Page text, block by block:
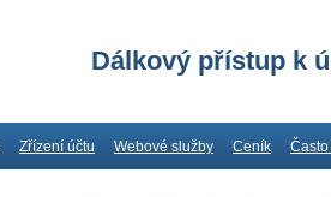
Dálkový přístup k
Zřízení účtu Webové služby Ceník